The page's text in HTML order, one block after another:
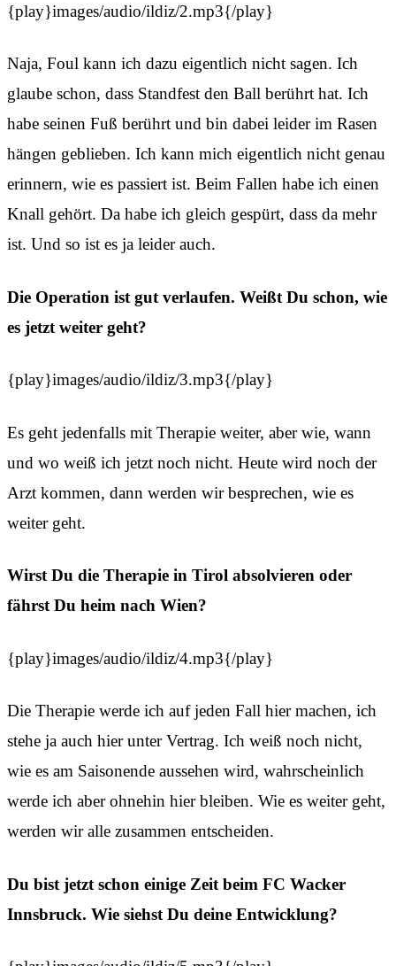
{play}images/audio/ildiz/2.mp3{/play}
Naja, Foul kann ich dazu eigentlich nicht sagen. Ich
glaube schon, dass Standfest den Ball berührt hat. Ich
habe seinen Fuß berührt und bin dabei leider im Rasen
hängen geblieben. Ich kann mich eigentlich nicht genau
erinnern, wie es passiert ist. Beim Fallen habe ich einen
Knall gehört. Da habe ich gleich gespürt, dass da mehr
ist. Und so ist es ja leider auch.
Die Operation ist gut verlaufen. Weißt Du schon, wie
es jetzt weiter geht?
{play}images/audio/ildiz/3.mp3{/play}
Es geht jedenfalls mit Therapie weiter, aber wie, wann
und wo weiß ich jetzt noch nicht. Heute wird noch der
Arzt kommen, dann werden wir besprechen, wie es
weiter geht.
Wirst Du die Therapie in Tirol absolvieren oder
fährst Du heim nach Wien?
{play}images/audio/ildiz/4.mp3{/play}
Die Therapie werde ich auf jeden Fall hier machen, ich
stehe ja auch hier unter Vertrag. Ich weiß noch nicht,
wie es am Saisonende aussehen wird, wahrscheinlich
werde ich aber ohnehin hier bleiben. Wie es weiter geht,
werden wir alle zusammen entscheiden.
Du bist jetzt schon einige Zeit beim FC Wacker
Innsbruck. Wie siehst Du deine Entwicklung?